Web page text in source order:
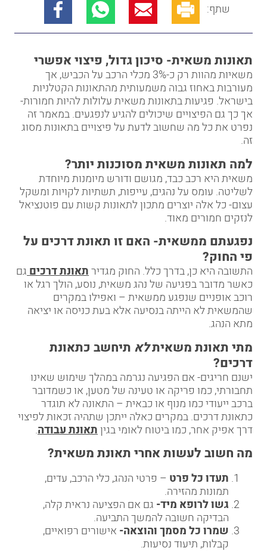
שתף:
תאונות משאית- סיכון גדול, פיצוי אפשרי
משאיות מהוות רק כ-3% מכלי הרכב על הכביש, אך
מעורבות באחוז גבוה משמעותית מהתאונות הקטלניות
בישראל. פגיעות בתאונות משאית עלולות להיות חמורות-
אך כך גם הפיצויים שיכולים להגיע לנפגעים. במאמר זה
נפרט את כל מה שחשוב לדעת על פיצויים בתאונות מסוג
זה.
למה תאונות משאית מסוכנות יותר?
משאית היא רכב כבד, מגושם ודורש מיומנות מיוחדת
לשליטה. עומס על נהגים, עייפות, תשתיות לקויות ומשקל
עצום- כל אלה יוצרים מתכון לתאונות קשות עם פוטנציאל
לנזקים חמורים מאוד.
נפגעתם ממשאית- האם זו תאונת דרכים על
פי החוק?
התשובה היא כן, בדרך כלל. החוק מגדירתאונת דרכיםגם
כאשר מדובר בפגיעה של נהג משאית, נוסע, הולך רגל או
רוכב אופניים שנפגע ממשאית – ואפילו במקרים
שהמשאית לא הייתה בנסיעה אלא בעת כניסה או יציאה
מתא הנהג.
מתי תאונת משאיתלא תיחשב כתאונת
דרכים?
ישנם חריגים- אם הפגיעה נגרמה במהלך שימוש שאינו
תחבורתי, כמו פריקה או טעינה של מטען, או כשמדובר
ברכב ייעודי כמו מנוף או כבאית – התאונה לא תוגדר
כתאונת דרכים. במקרים כאלה ייתכן שתהיה זכאות לפיצוי
דרך אפיק אחר, כמו ביטוח לאומי בגיןתאונת עבודה.
מה חשוב לעשות אחרי תאונת משאית?
תעדו כל פרט – פרטי הנהג, כלי הרכב, עדים,
תמונות מהזירה.
גשו לרופא מיד- גם אם הפציעה נראית קלה,
הבדיקה חשובה להמשך התביעה.
שמרו כל מסמך והוצאה- אישורים רפואיים,
קבלות, תיעוד נסיעות.